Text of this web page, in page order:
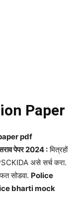
Paper
pdf
पेपर 2024 :मित्रहों
असे सर्च करा.
सोडवा. Police
bharti mock